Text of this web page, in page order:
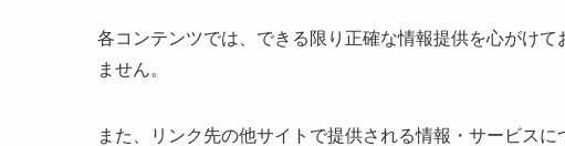
各コンテンツでは、できる限り正確な情報提供を心がけ
ません。
また、リンク先の他サイトで提供される情報・サービス